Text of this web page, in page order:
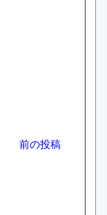
前の投稿